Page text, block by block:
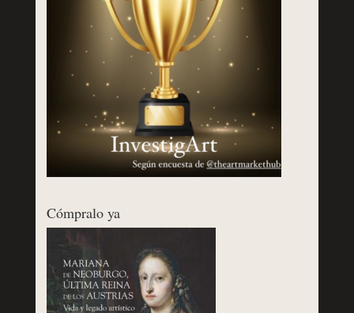
Cómpralo ya